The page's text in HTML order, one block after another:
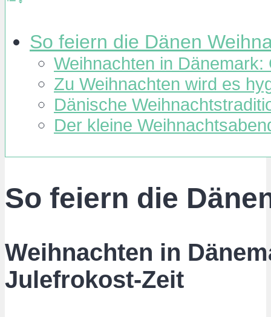
So feiern die Dänen
Weihnachten in
Zu Weihnachten wird es
Dänische
Der kleine
So feiern die
Weihnachten in
Julefrokost-Zeit